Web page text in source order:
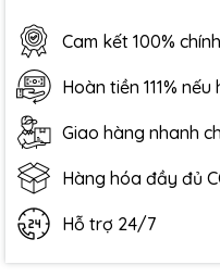
Cam kết 100%
Hoàn tiền 111%
Giao hàng nhanh
Hàng hóa đầy đủ
Hỗ trợ 24/7